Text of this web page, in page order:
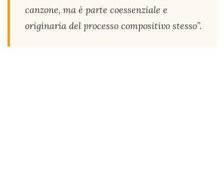
canzone, ma è parte coessenziale e
originaria del processo compositivo stesso”.